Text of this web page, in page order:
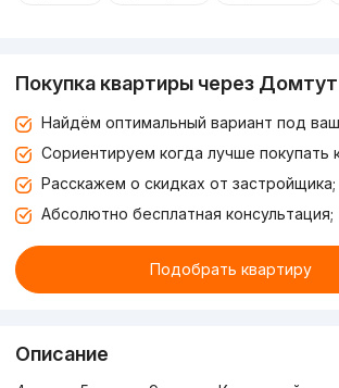
Покупка квартиры через
Найдём оптимальный вариант под
Сориентируем когда лучше покупать
Расскажем о скидках от застройщика;
Абсолютно бесплатная консультация;
Подобрать квартиру
Описание